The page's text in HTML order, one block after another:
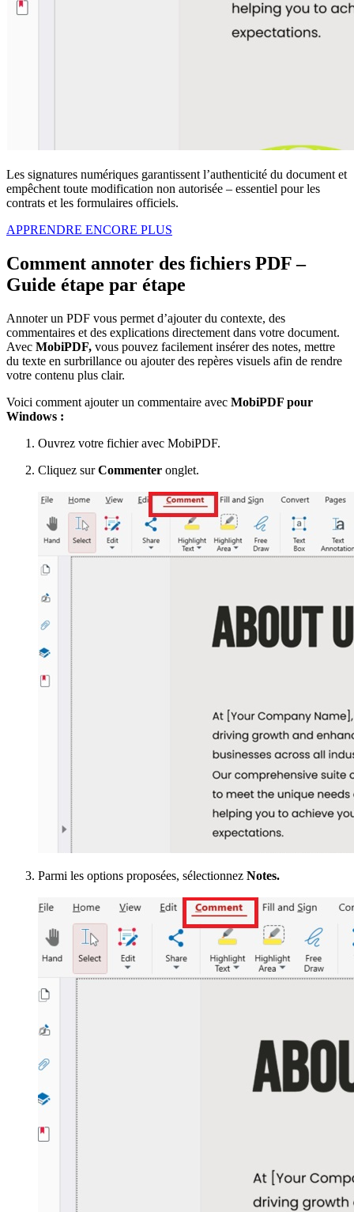
Les signatures numériques garantissent l’authenticité du document et
empêchent toute modification non autorisée – essentiel pour les
contrats et les formulaires officiels.
APPRENDRE ENCORE PLUS
Comment annoter des fichiers PDF –
Guide étape par étape
Annoter un PDF vous permet d’ajouter du contexte, des
commentaires et des explications directement dans votre document.
Avec MobiPDF, vous pouvez facilement insérer des notes, mettre
du texte en surbrillance ou ajouter des repères visuels afin de rendre
votre contenu plus clair.
Voici comment ajouter un commentaire avec MobiPDF pour
Windows :
Ouvrez votre fichier avec MobiPDF.
Cliquez surCommenter onglet.
Parmi les options proposées, sélectionnez Notes.